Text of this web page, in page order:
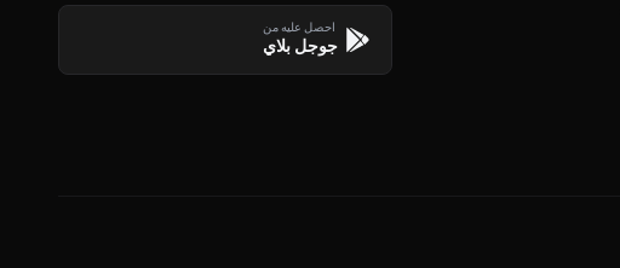
احصل عليه من
جوجل بلاي